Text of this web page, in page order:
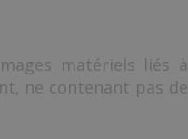
matériels liés à
ne contenant pas de